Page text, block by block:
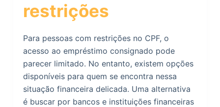
restrições
Para pessoas com restrições no CPF, o
acesso ao empréstimo consignado pode
parecer limitado. No entanto, existem opções
disponíveis para quem se encontra nessa
situação financeira delicada. Uma alternativa
é buscar por bancos e instituições financeiras